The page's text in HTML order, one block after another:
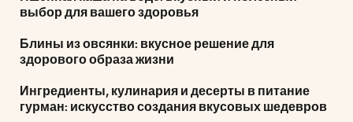
выбор для вашего здоровья
Блины из овсянки: вкусное решение для
здорового образа жизни
Ингредиенты, кулинария и десерты в питание
гурман: искусство создания вкусовых шедевров